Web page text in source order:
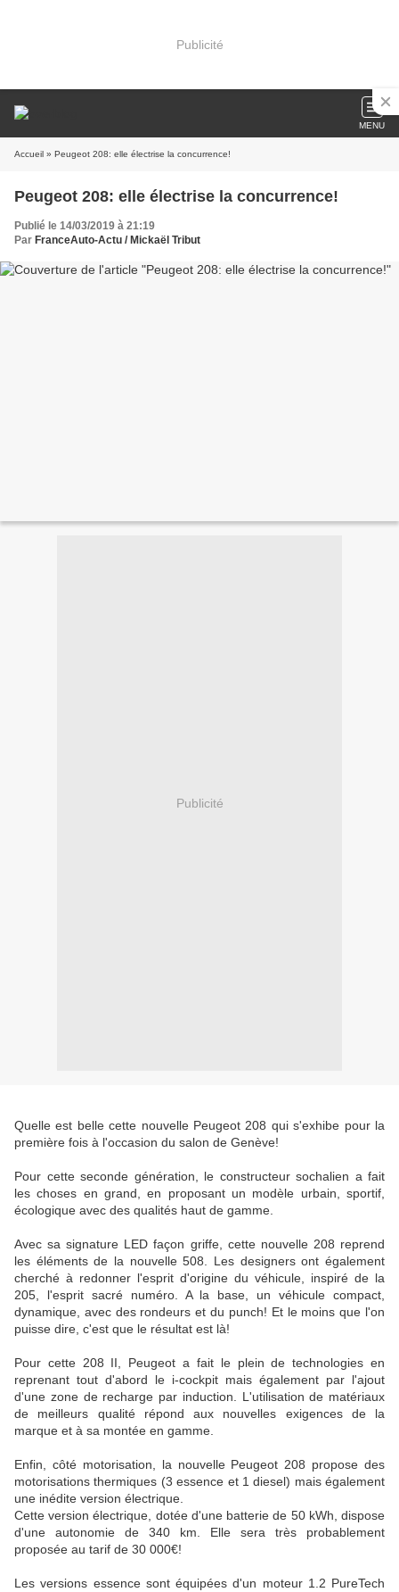
Publicité
MENU
Accueil » Peugeot 208: elle électrise la concurrence!
Peugeot 208: elle électrise la concurrence!
Publié le 14/03/2019 à 21:19
Par FranceAuto-Actu / Mickaël Tribut
Publicité
Quelle est belle cette nouvelle Peugeot 208 qui s'exhibe pour la
première fois à l'occasion du salon de Genève!
Pour cette seconde génération, le constructeur sochalien a fait
les choses en grand, en proposant un modèle urbain, sportif,
écologique avec des qualités haut de gamme.
Avec sa signature LED façon griffe, cette nouvelle 208 reprend
les éléments de la nouvelle 508. Les designers ont également
cherché à redonner l'esprit d'origine du véhicule, inspiré de la
205, l'esprit sacré numéro. A la base, un véhicule compact,
dynamique, avec des rondeurs et du punch! Et le moins que l'on
puisse dire, c'est que le résultat est là!
Pour cette 208 II, Peugeot a fait le plein de technologies en
reprenant tout d'abord le i-cockpit mais également par l'ajout
d'une zone de recharge par induction. L'utilisation de matériaux
de meilleurs qualité répond aux nouvelles exigences de la
marque et à sa montée en gamme.
Enfin, côté motorisation, la nouvelle Peugeot 208 propose des
motorisations thermiques (3 essence et 1 diesel) mais également
une inédite version électrique.
Cette version électrique, dotée d'une batterie de 50 kWh, dispose
d'une autonomie de 340 km. Elle sera très probablement
proposée au tarif de 30 000€!
Les versions essence sont équipées d'un moteur 1.2 PureTech